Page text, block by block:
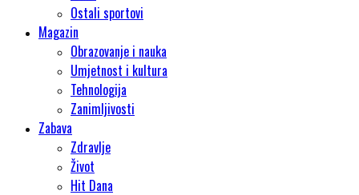
Ostali sportovi
Magazin
Obrazovanje i nauka
Umjetnost i kultura
Tehnologija
Zanimljivosti
Zabava
Zdravlje
Život
Hit Dana